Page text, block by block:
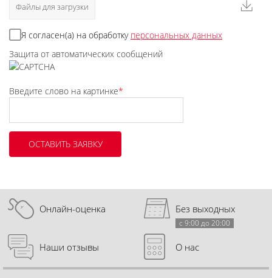
Файлы для загрузки
Я согласен(а) на обработку персональных данных
Защита от автоматических сообщений
Введите слово на картинке*
Онлайн-оценка Без выходных
с 9:00 до 20:00
Наши отзывы О нас